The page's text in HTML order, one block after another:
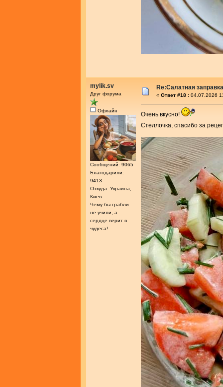
mylik.sv
Друг форума
Офлайн
Сообщений: 9065
Благодарили:
9413
Откуда: Украина,
Киев
Чему бы грабли
не учили, а
сердце верит в
чудеса!
Re:Салатная
« Ответ #18 : 04.07.2026
Очень вкусно!
Стеллочка, спасибо за